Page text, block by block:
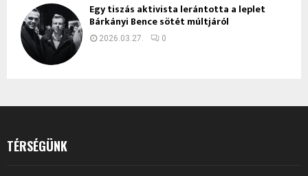
Egy tiszás aktivista lerántotta a leplet
Bárkányi Bence sötét múltjáról
2026.03.27. 0
TÉRSÉGÜNK